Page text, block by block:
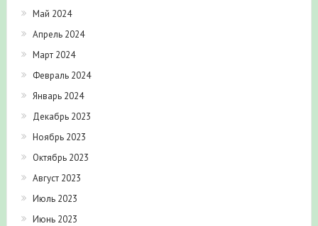
Май 2024
Апрель 2024
Март 2024
Февраль 2024
Январь 2024
Декабрь 2023
Ноябрь 2023
Октябрь 2023
Август 2023
Июль 2023
Июнь 2023